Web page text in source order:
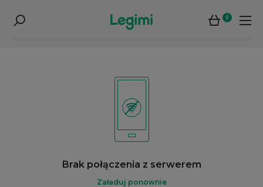
0
Brak połączenia z serwerem
Załaduj ponownie